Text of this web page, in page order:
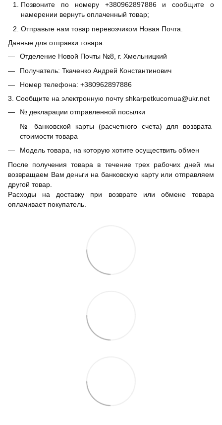
Позвоните по номеру +380962897886 и сообщите о
намерении вернуть оплаченный товар;
Отправьте нам товар перевозчиком Новая Почта.
Данные для отправки товара:
Отделение Новой Почты №8, г. Хмельницкий
Получатель: Ткаченко Андрей Константинович
Номер телефона: +380962897886
3. Сообщите на электронную почту shkarpetkucomua@ukr.net
№ декларации отправленной посылки
№ банковской карты (расчетного счета) для возврата
стоимости товара
Модель товара, на которую хотите осуществить обмен
После получения товара в течение трех рабочих дней мы
возвращаем Вам деньги на банковскую карту или отправляем
другой товар.
Расходы на доставку при возврате или обмене товара
оплачивает покупатель.